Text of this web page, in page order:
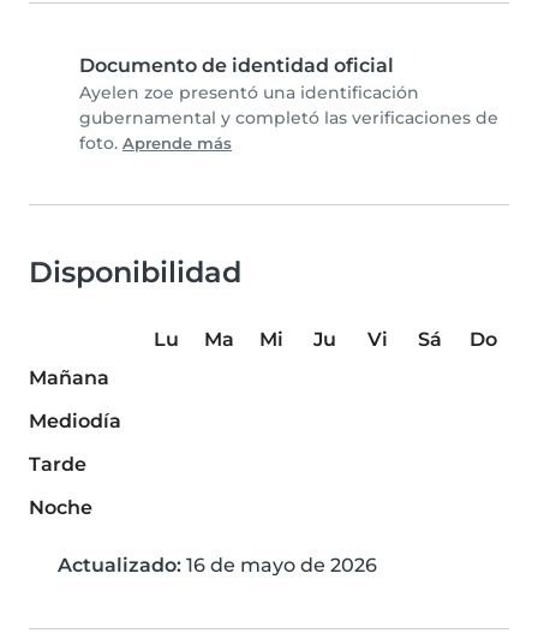
Documento de identidad oficial
Ayelen zoe presentó una identificación
gubernamental y completó las verificaciones de
foto. Aprende más
Disponibilidad
Lu Ma Mi Ju Vi Sá
Do
Mañana
Mediodía
Tarde
Noche
Actualizado: 16 de mayo de 2026